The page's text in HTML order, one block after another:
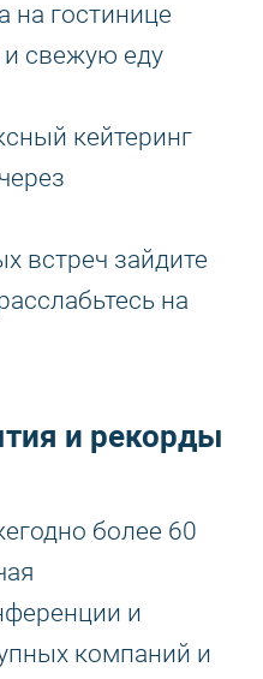
на гостинице
свежую еду
кейтеринг
встреч зайдите
на
и рекорды
более 60
и
компаний и